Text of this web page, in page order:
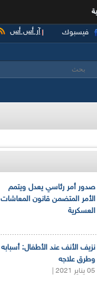
آر أس أس فيسبوك
البحث ‏بحث ‏
صدور أمر رئاسي يعدل ويتمم
الأمر المتضمن قانون المعاشات
العسكرية
نزيف الأنف عند الأطفال: أسبابه
وطرق علاجه
05 يناير 2021 |